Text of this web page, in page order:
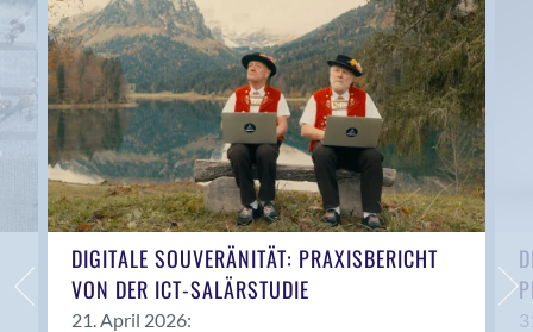
Anwil
Appenzell
Au SG
Baar
Baden
Balsthal
Balzers
Basel
Bassersdorf
Belp
DIGITALE SOUVERÄNITÄT: PRAXISBERICHT
VON DER ICT-SALÄRSTUDIE
21. April 2026: